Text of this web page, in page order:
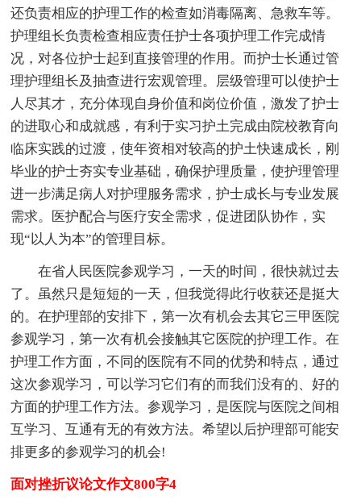
还负责相应的护理工作的检查如消毒隔离、急救车等。
护理组长负责检查相应责任护士各项护理工作完成情
况，对各位护士起到直接管理的作用。而护士长通过管
理护理组长及抽查进行宏观管理。层级管理可以使护士
人尽其才，充分体现自身价值和岗位价值，激发了护士
的进取心和成就感，有利于实习护土完成由院校教育向
临床实践的过渡，使年资相对较高的护土快速成长，刚
毕业的护士夯实专业基础，确保护理质量，使护理管理
进一步满足病人对护理服务需求，护士成长与专业发展
需求。医护配合与医疗安全需求，促进团队协作，实
现“以人为本”的管理目标。
在省人民医院参观学习，一天的时间，很快就过去
了。虽然只是短短的一天，但我觉得此行收获还是挺大
的。在护理部的安排下，第一次有机会去其它三甲医院
参观学习，第一次有机会接触其它医院的护理工作。在
护理工作方面，不同的医院有不同的优势和特点，通过
这次参观学习，可以学习它们有的而我们没有的、好的
方面的护理工作方法。参观学习，是医院与医院之间相
互学习、互通有无的有效方法。希望以后护理部可能安
排更多的参观学习的机会!
面对挫折议论文作文800字4